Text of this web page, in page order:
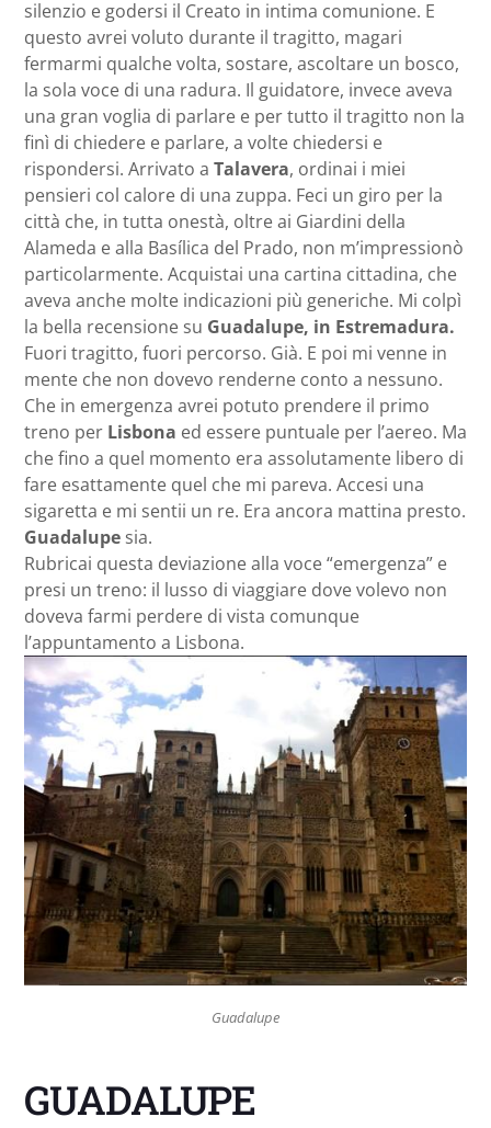
silenzio e godersi il Creato in intima comunione. E
questo avrei voluto durante il tragitto, magari
fermarmi qualche volta, sostare, ascoltare un bosco,
la sola voce di una radura. Il guidatore, invece aveva
una gran voglia di parlare e per tutto il tragitto non la
finì di chiedere e parlare, a volte chiedersi e
rispondersi. Arrivato a Talavera, ordinai i miei
pensieri col calore di una zuppa. Feci un giro per la
città che, in tutta onestà, oltre ai Giardini della
Alameda e alla Basílica del Prado, non m’impressionò
particolarmente. Acquistai una cartina cittadina, che
aveva anche molte indicazioni più generiche. Mi colpì
la bella recensione su Guadalupe, in Estremadura.
Fuori tragitto, fuori percorso. Già. E poi mi venne in
mente che non dovevo renderne conto a nessuno.
Che in emergenza avrei potuto prendere il primo
treno per Lisbona ed essere puntuale per l’aereo. Ma
che fino a quel momento era assolutamente libero di
fare esattamente quel che mi pareva. Accesi una
sigaretta e mi sentii un re. Era ancora mattina presto.
Guadalupe sia.
Rubricai questa deviazione alla voce “emergenza” e
presi un treno: il lusso di viaggiare dove volevo non
doveva farmi perdere di vista comunque
l’appuntamento a Lisbona.
Guadalupe
GUADALUPE